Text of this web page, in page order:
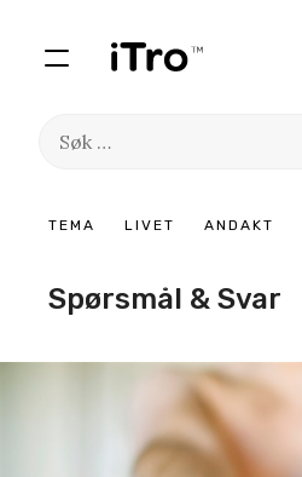
TEMA LIVET ANDAKT
Søk
Spørsmål & Svar